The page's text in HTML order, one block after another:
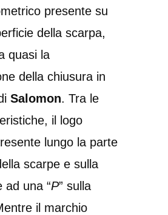
presente su
della scarpa,
quasi la
della chiusura in
Salomon. Tra le
il logo
lungo la parte
scarpe e sulla
ad una “P” sulla
il marchio